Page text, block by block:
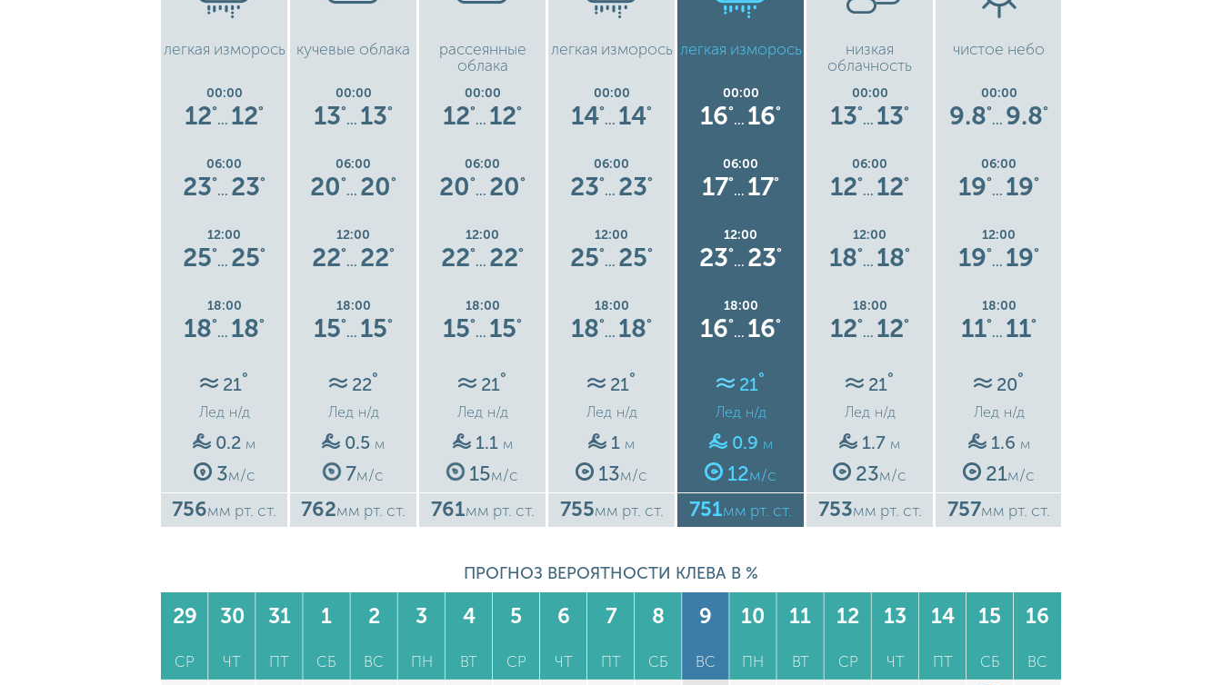
легкая изморось
00:00
12°
… 12°
06:00
23°
… 23°
12:00
25°
… 25°
18:00
18°
… 18°
21°
Лед н/д
0.2 м
3м/с
756мм рт. ст.
кучевые облака
00:00
13°
… 13°
06:00
20°
… 20°
12:00
22°
… 22°
18:00
15°
… 15°
22°
Лед н/д
0.5 м
7м/с
762мм рт. ст.
рассеянные
облака
00:00
12°
… 12°
06:00
20°
… 20°
12:00
22°
… 22°
18:00
15°
… 15°
21°
Лед н/д
1.1 м
15м/с
761мм рт. ст.
легкая изморось
00:00
14°
… 14°
06:00
23°
… 23°
12:00
25°
… 25°
18:00
18°
… 18°
21°
Лед н/д
1 м
13м/с
755мм рт. ст.
легкая изморось
00:00
16°
… 16°
06:00
17°
… 17°
12:00
23°
… 23°
18:00
16°
… 16°
21°
Лед н/д
0.9 м
12м/с
751мм рт. ст.
низкая
облачность
00:00
13°
… 13°
06:00
12°
… 12°
12:00
18°
… 18°
18:00
12°
… 12°
21°
Лед н/д
1.7 м
23м/с
753мм рт. ст.
чистое небо
00:00
9.8°
… 9.8°
06:00
19°
… 19°
12:00
19°
… 19°
18:00
11°
… 11°
20°
Лед н/д
1.6 м
21м/с
757мм рт. ст.
ПРОГНОЗ ВЕРОЯТНОСТИ КЛЕВА В %
29
СР
30
ЧТ
31
ПТ
1
СБ
2
ВС
3
ПН
4
ВТ
5
СР
6
ЧТ
7
ПТ
8
СБ
9
ВС
10
ПН
11
ВТ
12
СР
13
ЧТ
14
ПТ
15
СБ
16
ВС